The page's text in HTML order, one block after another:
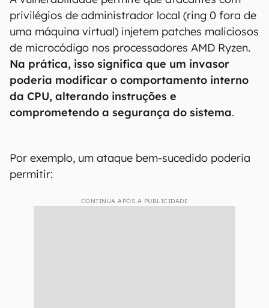
privilégios de administrador local (ring 0 fora de
uma máquina virtual) injetem patches maliciosos
de microcódigo nos processadores AMD Ryzen.
Na prática, isso significa que um invasor
poderia modificar o comportamento interno
da CPU, alterando instruções e
comprometendo a segurança do sistema.
Por exemplo, um ataque bem-sucedido poderia
permitir:
CONTINUA APÓS A PUBLICIDADE